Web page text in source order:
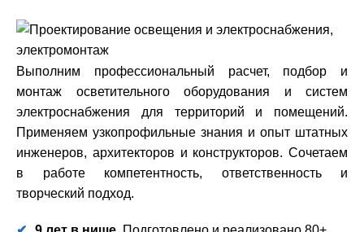
Выполним профессиональный расчет, подбор и
монтаж осветительного оборудования и систем
электроснабжения для территорий и помещений.
Применяем узкопрофильные знания и опыт штатных
инженеров, архитекторов и конструкторов. Сочетаем
в работе компетентность, ответственность и
творческий подход.